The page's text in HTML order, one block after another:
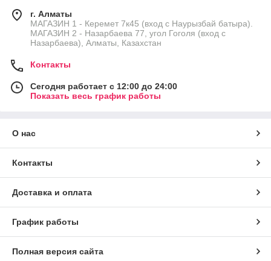
г. Алматы
МАГАЗИН 1 - Керемет 7к45 (вход с Наурызбай батыра).
МАГАЗИН 2 - Назарбаева 77, угол Гоголя (вход с
Назарбаева), Алматы, Казахстан
Контакты
Сегодня работает с 12:00 до 24:00
Показать весь график работы
О нас
Контакты
Доставка и оплата
График работы
Полная версия сайта